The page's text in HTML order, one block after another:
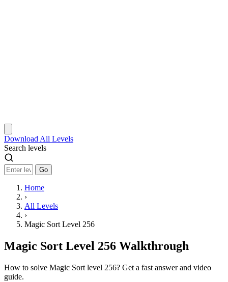
Download All Levels
Search levels
Go
Home
›
All Levels
›
Magic Sort Level 256
Magic Sort Level 256 Walkthrough
How to solve Magic Sort level 256? Get a fast answer and video
guide.